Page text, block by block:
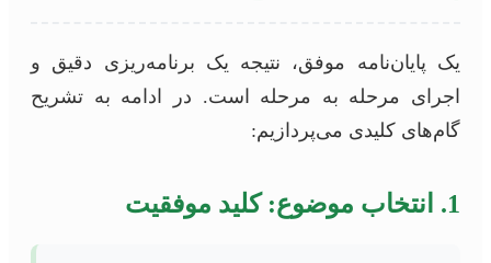
یک پایان‌نامه موفق، نتیجه یک برنامه‌ریزی دقیق و
اجرای مرحله به مرحله است. در ادامه به تشریح
گام‌های کلیدی می‌پردازیم:
1. انتخاب موضوع: کلید موفقیت